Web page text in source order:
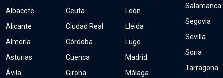
Albacete
Alicante
Almería
Asturias
Ávila
Ceuta
Ciudad Real
Córdoba
Cuenca
Girona
León
Lleida
Lugo
Madrid
Málaga
Salamanca
Segovia
Sevilla
Soria
Tarragona